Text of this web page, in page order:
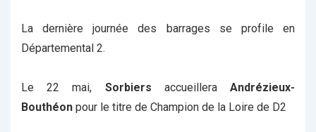
La dernière journée des barrages se profile en
Départemental 2.
Le 22 mai, Sorbiers accueilleraAndrézieux-
Bouthéon pour le titre de Champion de la Loire de D2